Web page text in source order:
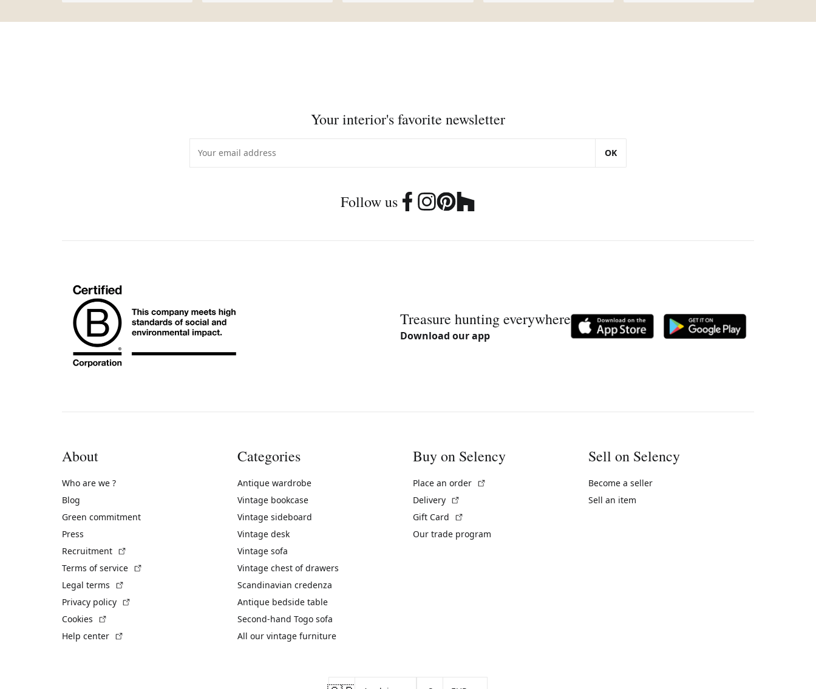
Your interior's favorite newsletter
OK
Follow us
Treasure hunting everywhere
Download our app
About
Who are we ?
Blog
Green commitment
Press
Recruitment
Terms of service
Legal terms
Privacy policy
Cookies
Help center
Categories
Antique wardrobe
Vintage bookcase
Vintage sideboard
Vintage desk
Vintage sofa
Vintage chest of drawers
Scandinavian credenza
Antique bedside table
Second-hand Togo sofa
All our vintage furniture
Buy on Selency
Place an order
Delivery
Gift Card
Our trade program
Sell on Selency
Become a seller
Sell an item